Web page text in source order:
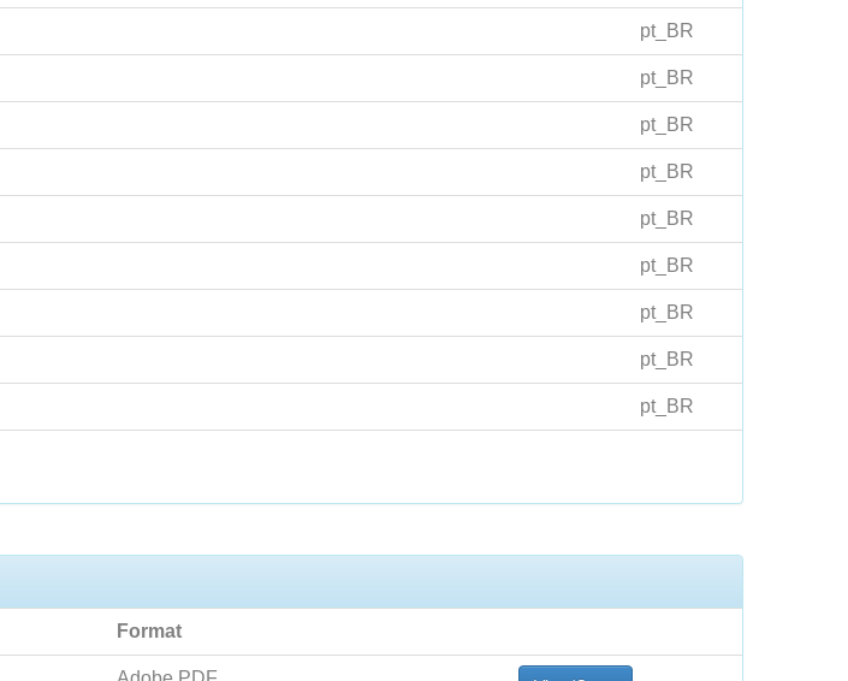
pt_BR
pt_BR
pt_BR
pt_BR
pt_BR
pt_BR
pt_BR
pt_BR
pt_BR
Format